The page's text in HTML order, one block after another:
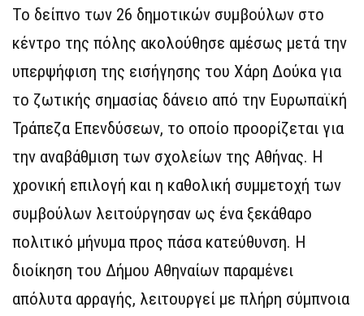
Το δείπνο των 26 δημοτικών συμβούλων στο
κέντρο της πόλης ακολούθησε αμέσως μετά την
υπερψήφιση της εισήγησης του Χάρη Δούκα για
το ζωτικής σημασίας δάνειο από την Ευρωπαϊκή
Τράπεζα Επενδύσεων, το οποίο προορίζεται για
την αναβάθμιση των σχολείων της Αθήνας. Η
χρονική επιλογή και η καθολική συμμετοχή των
συμβούλων λειτούργησαν ως ένα ξεκάθαρο
πολιτικό μήνυμα προς πάσα κατεύθυνση. Η
διοίκηση του Δήμου Αθηναίων παραμένει
απόλυτα αρραγής, λειτουργεί με πλήρη σύμπνοια